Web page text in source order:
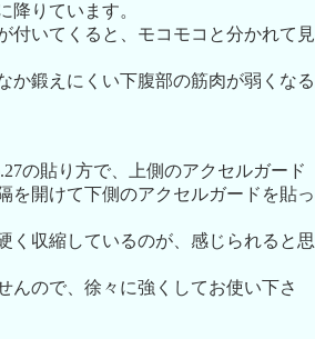
降りています。
付いてくると、モコモコと分かれて見
か鍛えにくい下腹部の筋肉が弱くなる
の貼り方で、上側のアクセルガード
を開けて下側のアクセルガードを貼っ
く収縮しているのが、感じられると思
んので、徐々に強くしてお使い下さ